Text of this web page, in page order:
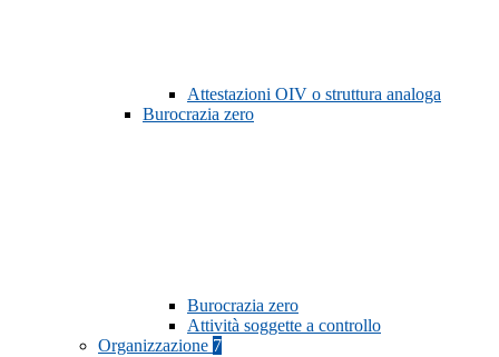
Attestazioni OIV o struttura analoga
Burocrazia zero
Burocrazia zero
Attività soggette a controllo
Organizzazione 7